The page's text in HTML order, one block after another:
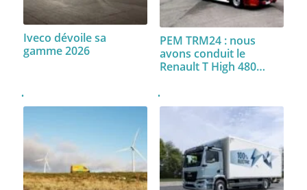
Iveco dévoile sa
gamme 2026
PEM TRM24 : nous
avons conduit le
Renault T High 480…